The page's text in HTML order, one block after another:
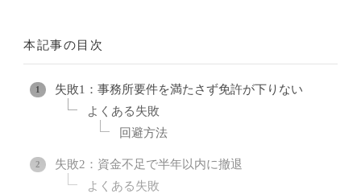
本記事の目次
失敗1：事務所要件を満たさず免許が下りない
よくある失敗
回避方法
失敗2：資金不足で半年以内に撤退
よくある失敗